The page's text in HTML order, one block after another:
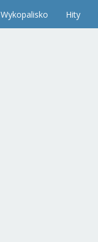
Wykopalisko Hity